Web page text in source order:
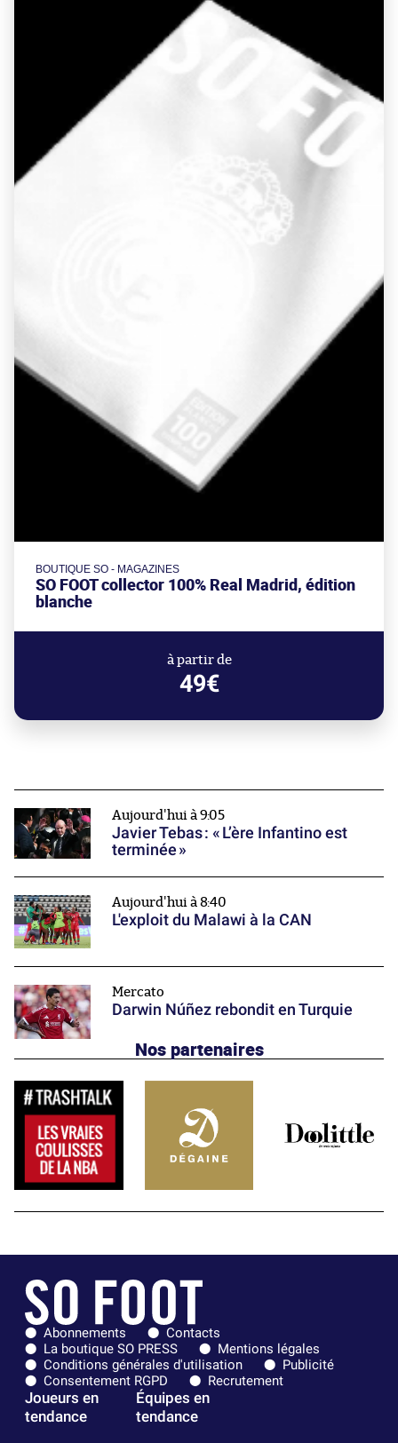
BOUTIQUE SO - MAGAZINES
SO FOOT collector 100% Real Madrid, édition
blanche
à partir de
49€
Aujourd'hui à 9:05
Javier Tebas : « L’ère Infantino est
terminée »
Aujourd'hui à 8:40
L'exploit du Malawi à la CAN
Mercato
Darwin Núñez rebondit en Turquie
Nos partenaires
Abonnements
Contacts
La boutique SO PRESS
Mentions légales
Conditions générales d'utilisation
Publicité
Consentement RGPD
Recrutement
Joueurs en
tendance
Équipes en
tendance